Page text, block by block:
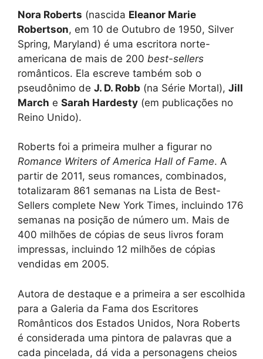
Nora Roberts (nascida Eleanor Marie
Robertson, em 10 de Outubro de 1950, Silver
Spring, Maryland) é uma escritora norte-
americana de mais de 200 best-sellers
românticos. Ela escreve também sob o
pseudônimo de J. D. Robb (na Série Mortal), Jill
March e Sarah Hardesty (em publicações no
Reino Unido).
Roberts foi a primeira mulher a figurar no
Romance Writers of America Hall of Fame. A
partir de 2011, seus romances, combinados,
totalizaram 861 semanas na Lista de Best-
Sellers complete New York Times, incluindo 176
semanas na posição de número um. Mais de
400 milhões de cópias de seus livros foram
impressas, incluindo 12 milhões de cópias
vendidas em 2005.
Autora de destaque e a primeira a ser escolhida
para a Galeria da Fama dos Escritores
Românticos dos Estados Unidos, Nora Roberts
é considerada uma pintora de palavras que a
cada pincelada, dá vida a personagens cheios